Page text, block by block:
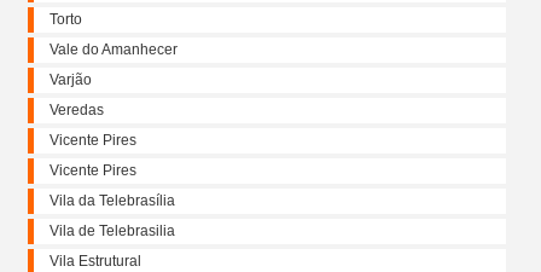
Torto
Vale do Amanhecer
Varjão
Veredas
Vicente Pires
Vicente Pires
Vila da Telebrasília
Vila de Telebrasilia
Vila Estrutural